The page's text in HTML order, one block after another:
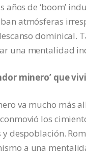
años de ‘boom’
atmósferas
dominical.
una mentalidad
minero’ que
va mucho más
los
despoblación.
a una